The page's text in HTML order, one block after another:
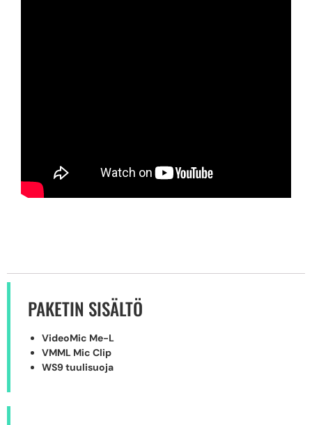
PAKETIN SISÄLTÖ
VideoMic Me-L
VMML Mic Clip
WS9 tuulisuoja